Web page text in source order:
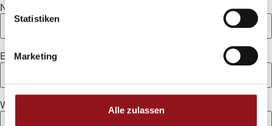
Statistiken
Marketing
Alle zulassen
Name
E-Mail-Adresse
Website